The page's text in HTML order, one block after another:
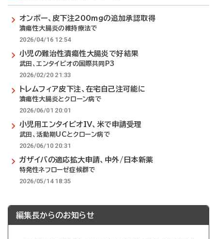
オンボー、皮下注200mgの追加承認取得
潰瘍性大腸炎の維持療法で
2026/04/16 12:54
小児の難治性潰瘍性大腸炎で好結果
武田、エンタイビオの国際共同P3
2026/02/20 21:33
トレムフィア皮下注、在宅自己注可能に
潰瘍性大腸炎とクローン病で
2026/06/01 20:01
小児用エンタイビオIV、米で申請受理
武田、活動期UCとクローン病で
2026/06/10 20:31
ガザイバの適応拡大申請、中外/日本新薬
特発性ネフローゼ症候群で
2026/05/14 18:35
編集長からのお知らせ